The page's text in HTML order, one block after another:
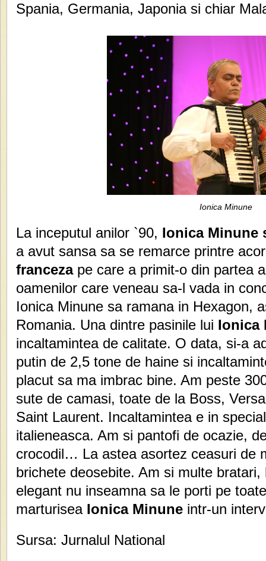
Spania, Germania, Japonia si chiar
Ionica Minune
La inceputul anilor `90, Ionica Minune
a avut sansa sa se remarce printre
francezape care a primit-o din partea
oamenilor care veneau sa-l vada in
Ionica Minune sa ramana in Hexagon,
Romania. Una dintre pasinile lui Ionica
incaltamintea de calitate. O data, si-a
putin de 2,5 tone de haine si
placut sa ma imbrac bine. Am peste
sute de camasi, toate de la Boss,
Saint Laurent. Incaltamintea e in
italieneasca. Am si pantofi de ocazie,
crocodil… La astea asortez ceasuri de
brichete deosebite. Am si multe
elegant nu inseamna sa le porti pe
marturisea Ionica Minune intr-un
Sursa: Jurnalul National